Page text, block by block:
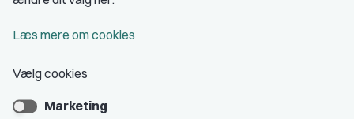
Bliv medlem
Læs mere om cookies
Vælg cookies
Marketing